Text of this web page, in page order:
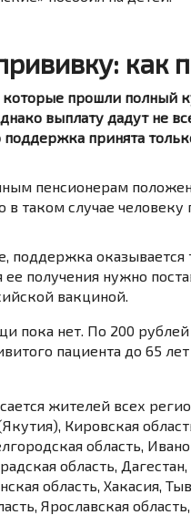
как
прошли полный
выплату дадут не
принята
пенсионерам
таком случае человеку
поддержка
ее получения нужно
вакциной.
пока нет. По 200
пациента до 65
жителей всех
Кировская
область,
область,
область, Хакасия,
Ярославская